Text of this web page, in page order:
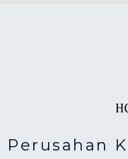
Perusahan